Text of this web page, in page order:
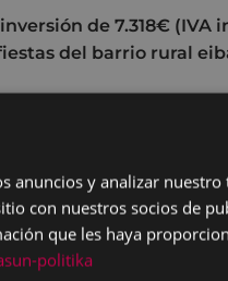
de 7.318€ (IVA
del barrio rural
San Cruz cuenta desde
de Eibar que
sustitución y
deteriorado.
de diez mesas en los
madera y adaptado al
anuncios y analizar nuestro
con nuestros socios de
que les haya
politika